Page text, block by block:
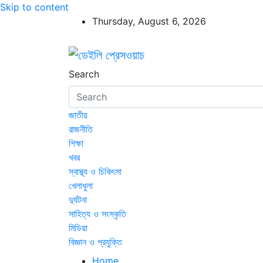
Skip to content
Thursday, August 6, 2026
ডেইলি প্রেসওয়াচ
ডেইলি প্রেসওয়াচ মুক্তিযুদ্ধের চেতনায় উদ্বুদ্ধ
Search
জাতীয়
রাজনীতি
শিক্ষা
খবর
স্বাস্থ্য ও চিকিৎসা
খেলাধুলা
দুর্ঘটনা
সাহিত্য ও সংস্কৃতি
মিডিয়া
বিজ্ঞান ও প্রযুক্তি
Home